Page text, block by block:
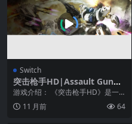
Switch
突击枪手HD|Assault Gunne
rs HD Edition中文
游戏介绍： 《突击枪手HD》是一
款以战斗机甲为主的动作类游戏。
游戏中你将掌控一支...
11 月前 64